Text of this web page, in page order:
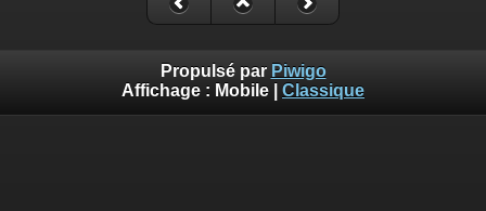
Propulsé par Piwigo
Affichage : Mobile Classique